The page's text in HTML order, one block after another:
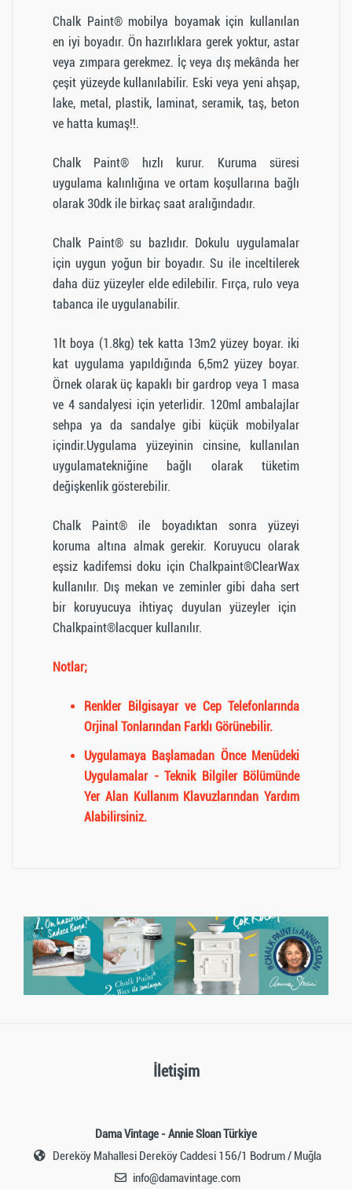
Chalk Paint® mobilya boyamak için kullanılan
en iyi boyadır. Ön hazırlıklara gerek yoktur, astar
veya zımpara gerekmez. İç veya dış mekânda her
çeşit yüzeyde kullanılabilir. Eski veya yeni ahşap,
lake, metal, plastik, laminat, seramik, taş, beton
ve hatta kumaş!!.
Chalk Paint® hızlı kurur. Kuruma süresi
uygulama kalınlığına ve ortam koşullarına bağlı
olarak 30dk ile birkaç saat aralığındadır.
Chalk Paint® su bazlıdır. Dokulu uygulamalar
için uygun yoğun bir boyadır. Su ile inceltilerek
daha düz yüzeyler elde edilebilir. Fırça, rulo veya
tabanca ile uygulanabilir.
1lt boya (1.8kg) tek katta 13m2 yüzey boyar. iki
kat uygulama yapıldığında 6,5m2 yüzey boyar.
Örnek olarak üç kapaklı bir gardrop veya 1 masa
ve 4 sandalyesi için yeterlidir. 120ml ambalajlar
sehpa ya da sandalye gibi küçük mobilyalar
içindir.Uygulama yüzeyinin cinsine, kullanılan
uygulamatekniğine bağlı olarak tüketim
değişkenlik gösterebilir.
Chalk Paint® ile boyadıktan sonra yüzeyi
koruma altına almak gerekir. Koruyucu olarak
eşsiz kadifemsi doku için Chalkpaint®ClearWax
kullanılır. Dış mekan ve zeminler gibi daha sert
bir koruyucuya ihtiyaç duyulan yüzeyler için
Chalkpaint®lacquer kullanılır.
Notlar;
Renkler Bilgisayar ve Cep Telefonlarında
Orjinal Tonlarından Farklı Görünebilir.
Uygulamaya Başlamadan Önce Menüdeki
Uygulamalar - Teknik Bilgiler Bölümünde
Yer Alan Kullanım Klavuzlarından Yardım
Alabilirsiniz.
giriş yapmalısınız.Giriş yapmak için tıklayın)
İletişim
Dama Vintage - Annie Sloan Türkiye
Dereköy Mahallesi Dereköy Caddesi 156/1 Bodrum / Muğla
info@damavintage.com